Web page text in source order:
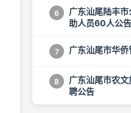
6
广东汕尾陆丰
助人员60人公告
7 广东汕尾市华
8
广东汕尾市农
聘公告